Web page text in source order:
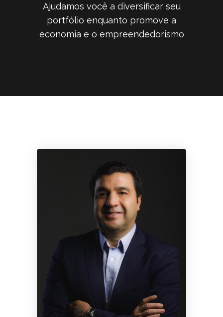
Ajudamos você a diversificar seu
portfólio enquanto promove a
economia e o empreendedorismo